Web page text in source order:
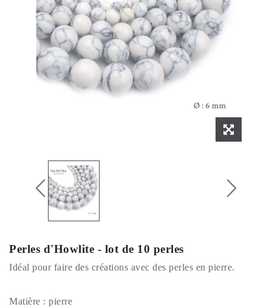
Perles d'Howlite - lot de 10 perles
Idéal pour faire des créations avec des perles en pierre.
Matière : pierre